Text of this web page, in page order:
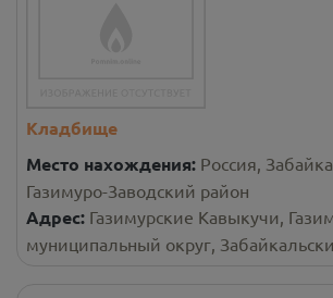
Кладбище
Место нахождения: Россия,
Газимуро-Заводский район
Адрес: Газимурские Кавыкучи,
муниципальный округ,